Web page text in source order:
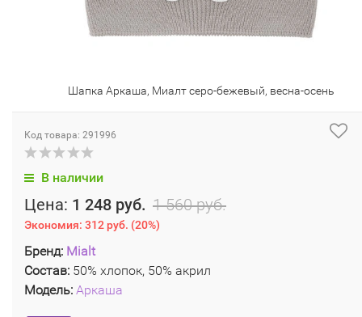
Шапка Аркаша, Миалт серо-бежевый, весна-осень
Код товара: 291996
В наличии
Цена: 1 248 руб. 1 560 руб.
Экономия: 312 руб. (20%)
Бренд: Mialt
Состав: 50% хлопок, 50% акрил
Модель: Аркаша